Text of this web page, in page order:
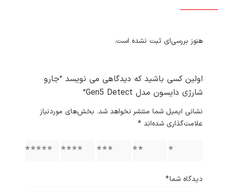
هنوز بررسی‌ای ثبت نشده است.
اولین کسی باشید که دیدگاهی می نویسد “جارو
شارژی دایسون مدل Gen5 Detect”
نشانی ایمیل شما منتشر نخواهد شد. بخش‌های موردنیاز
علامت‌گذاری شده‌اند *
۳ از ۵ ۴ از ۵ ۵ از ۵
دیدگاه شما*